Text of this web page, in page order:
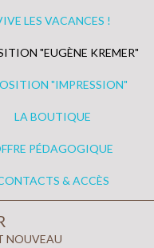
LES VACANCES !
"EUGÈNE KREMER"
"IMPRESSION"
LA BOUTIQUE
PÉDAGOGIQUE
& ACCÈS
NOUVEAU